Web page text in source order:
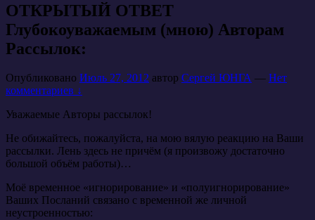
ОТКРЫТЫЙ ОТВЕТ
Глубокоуважаемым (мною) Авторам
Рассылок:
Опубликовано Июль 27, 2012 автор Сергей ЮНГА — Нет
комментариев ↓
Уважаемые Авторы рассылок!
Не обижайтесь, пожалуйста, на мою вялую реакцию на Ваши
рассылки. Лень здесь не причём (я произвожу достаточно
большой объём работы)…
Моё временное «игнорирование» и «полуигнорирование»
Ваших Посланий связано с временной же личной
неустроенностью: